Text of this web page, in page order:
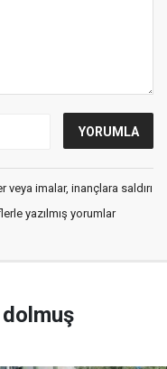
imalar, inançlara saldırı
yazılmış yorumlar
dolmuş